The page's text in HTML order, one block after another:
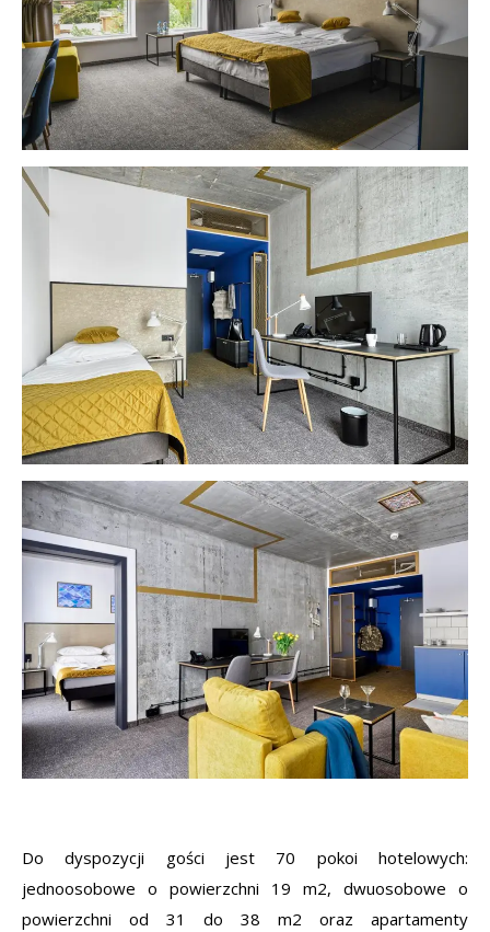
Do dyspozycji gości jest 70 pokoi hotelowych:
jednoosobowe o powierzchni 19 m2, dwuosobowe o
powierzchni od 31 do 38 m2 oraz apartamenty